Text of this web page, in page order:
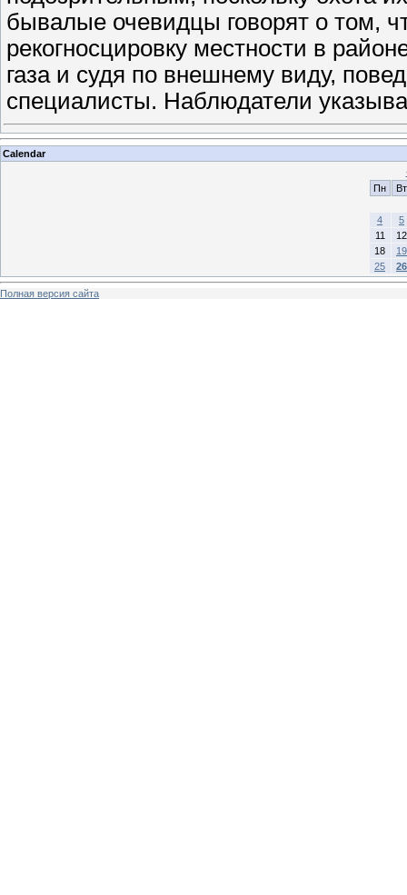
бывалые очевидцы говорят о том,
рекогносцировку местности в
газа и судя по внешнему виду,
специалисты. Наблюдатели
Calendar
Пн
Вт
4
5
11
12
18
19
25
26
Полная версия сайта